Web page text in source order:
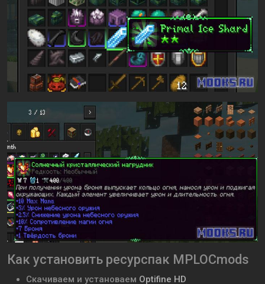
Как установить ресурспак MPLOCmods
Скачиваем и установаем Optifine HD